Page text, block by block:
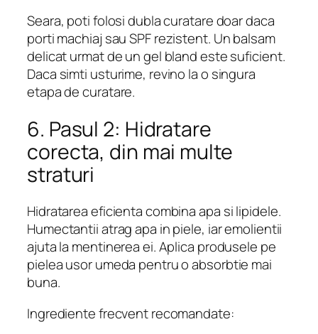
Seara, poti folosi dubla curatare doar daca
porti machiaj sau SPF rezistent. Un balsam
delicat urmat de un gel bland este suficient.
Daca simti usturime, revino la o singura
etapa de curatare.
6. Pasul 2: Hidratare
corecta, din mai multe
straturi
Hidratarea eficienta combina apa si lipidele.
Humectantii atrag apa in piele, iar emolientii
ajuta la mentinerea ei. Aplica produsele pe
pielea usor umeda pentru o absorbtie mai
buna.
Ingrediente frecvent recomandate: